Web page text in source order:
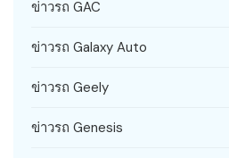
ข่าวรถ GAC
ข่าวรถ Galaxy Auto
ข่าวรถ Geely
ข่าวรถ Genesis